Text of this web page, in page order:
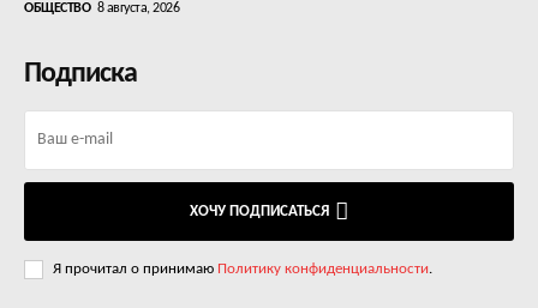
ОБЩЕСТВО 8 августа, 2026
Подписка
ХОЧУ ПОДПИСАТЬСЯ
Я прочитал о принимаю Политику конфиденциальности.